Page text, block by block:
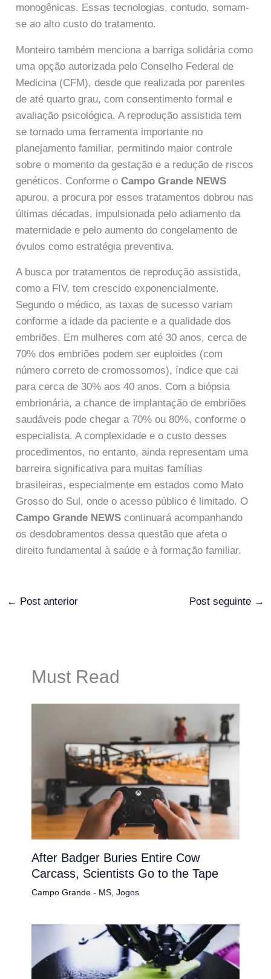
monogênicas. Essas tecnologias, contudo, somam-
se ao alto custo do tratamento.
Monteiro também menciona a barriga solidária como
uma opção autorizada pelo Conselho Federal de
Medicina (CFM), desde que realizada por parentes
de até quarto grau, com consentimento formal e
avaliação psicológica. A reprodução assistida tem
se tornado uma ferramenta importante no
planejamento familiar, permitindo maior controle
sobre o momento da gestação e a redução de riscos
genéticos. Conforme oCampo Grande NEWS
apurou, a procura por esses tratamentos dobrou nas
últimas décadas, impulsionada pelo adiamento da
maternidade e pelo aumento do congelamento de
óvulos como estratégia preventiva.
A busca por tratamentos de reprodução assistida,
como a FIV, tem crescido exponencialmente.
Segundo o médico, as taxas de sucesso variam
conforme a idade da paciente e a qualidade dos
embriões. Em mulheres com até 30 anos, cerca de
70% dos embriões podem ser euploides (com
número correto de cromossomos), índice que cai
para cerca de 30% aos 40 anos. Com a biópsia
embrionária, a chance de implantação de embriões
saudáveis pode chegar a 70% ou 80%, conforme o
especialista. A complexidade e o custo desses
procedimentos, no entanto, ainda representam uma
barreira significativa para muitas famílias
brasileiras, especialmente em estados como Mato
Grosso do Sul, onde o acesso público é limitado. O
Campo Grande NEWS continuará acompanhando
os desdobramentos dessa questão que afeta o
direito fundamental à saúde e à formação familiar.
← Post anterior Post seguinte →
Must Read
After Badger Buries Entire Cow
Carcass, Scientists Go to the Tape
Campo Grande - MS, Jogos